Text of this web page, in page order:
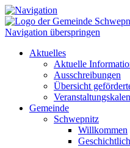
Navigation überspringen
Aktuelles
Aktuelle
Ausschreibungen
Übersicht
Gemeinde
Schwepnitz
Willkommen